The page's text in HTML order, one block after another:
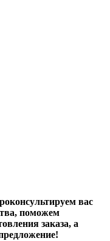
вас
поможем
заказа, а